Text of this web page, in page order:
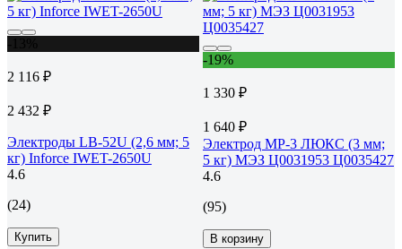
2 116 ₽
2 432 ₽
Электроды LB-52U (2,6 мм; 5
кг) Inforce IWET-2650U
4.6
(24)
Купить
-19%
1 330 ₽
1 640 ₽
Электрод МР-3 ЛЮКС (3 мм;
5 кг) МЭЗ Ц0031953 Ц0035427
4.6
(95)
В корзину